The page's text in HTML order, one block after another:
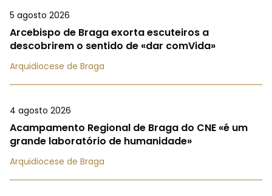
5 agosto 2026
Arcebispo de Braga exorta escuteiros a
descobrirem o sentido de «dar comVida»
Arquidiocese de Braga
4 agosto 2026
Acampamento Regional de Braga do CNE «é um
grande laboratório de humanidade»
Arquidiocese de Braga